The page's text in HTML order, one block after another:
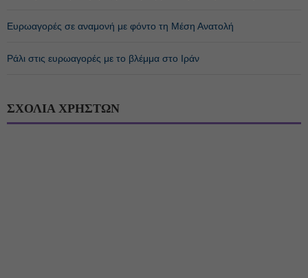
Ευρωαγορές σε αναμονή με φόντο τη Μέση Ανατολή
Ράλι στις ευρωαγορές με το βλέμμα στο Ιράν
ΣΧΟΛΙΑ ΧΡΗΣΤΩΝ